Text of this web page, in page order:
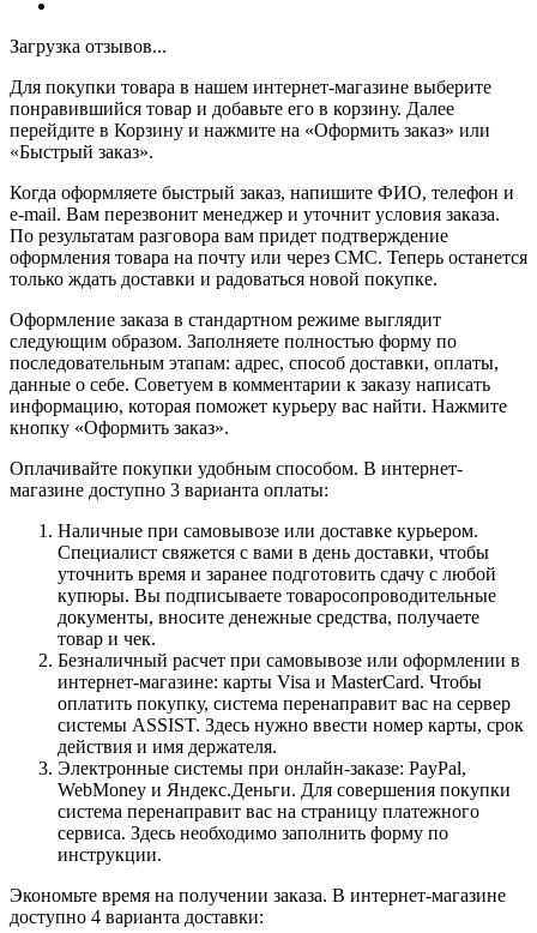
Загрузка отзывов...
Для покупки товара в нашем интернет-магазине выберите
понравившийся товар и добавьте его в корзину. Далее
перейдите в Корзину и нажмите на «Оформить заказ» или
«Быстрый заказ».
Когда оформляете быстрый заказ, напишите ФИО, телефон и
e-mail. Вам перезвонит менеджер и уточнит условия заказа.
По результатам разговора вам придет подтверждение
оформления товара на почту или через СМС. Теперь останется
только ждать доставки и радоваться новой покупке.
Оформление заказа в стандартном режиме выглядит
следующим образом. Заполняете полностью форму по
последовательным этапам: адрес, способ доставки, оплаты,
данные о себе. Советуем в комментарии к заказу написать
информацию, которая поможет курьеру вас найти. Нажмите
кнопку «Оформить заказ».
Оплачивайте покупки удобным способом. В интернет-
магазине доступно 3 варианта оплаты:
Наличные при самовывозе или доставке курьером.
Специалист свяжется с вами в день доставки, чтобы
уточнить время и заранее подготовить сдачу с любой
купюры. Вы подписываете товаросопроводительные
документы, вносите денежные средства, получаете
товар и чек.
Безналичный расчет при самовывозе или оформлении в
интернет-магазине: карты Visa и MasterCard. Чтобы
оплатить покупку, система перенаправит вас на сервер
системы ASSIST. Здесь нужно ввести номер карты, срок
действия и имя держателя.
Электронные системы при онлайн-заказе: PayPal,
WebMoney и Яндекс.Деньги. Для совершения покупки
система перенаправит вас на страницу платежного
сервиса. Здесь необходимо заполнить форму по
инструкции.
Экономьте время на получении заказа. В интернет-магазине
доступно 4 варианта доставки: